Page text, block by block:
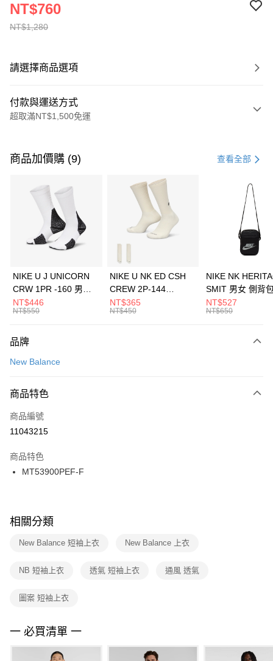
NT$1,280
NT$760
請選擇商品選項
付款與運送方式
超取滿NT$1,500免運
信用卡一次付款
3 期 0 利率 每期 21家銀行
合作金庫商業銀行
第一商業銀行
華南商業銀行
彰化商業銀行
上海商業儲蓄銀行
元大商業銀行
台灣樂天信用卡公司
Apple Pay
全盈+PAY
AFTEE先享後付
【關於「AFTEE先享後付」】
便利好安心！
３．安心：先確認商品／服務後，再付款。
【「AFTEE先享後付」結帳流程】
１．於結帳方式選擇「AFTEE先享後付」後，將跳轉至「AFTEE先享後付」
２．訂單成立數日內，您將收到繳費通知簡訊。
３．收到繳費通知簡訊後14天內，點擊此簡訊中的連結，可透過四大超商／
ATM／網路銀行／等多元方式進行付款，方視為交易完成。
※ 交易是否成功請以「AFTEE先享後付 」之結帳頁面顯示為準，若有關於
是否繳費成功／繳費後需取消欲退款等相關疑問，請聯繫「AFTEE先享後付
客戶支援中心」 https://netprotections.freshdesk.com/support/home
１．透過由恩沛科技股份有限公司提供之「AFTEE先享後付」服務完成之交
權轉讓予恩沛科技股份有限公司。
３．未成年的使用者請事先徵得法定代理人或監護人之同意方可使用
「AFTEE先享後付」，若未經同意申辦者引起之損失，本公司不負相關責
任。
運送方式
每筆NT$100，滿NT$1,500(含以上)免運費
宅配
每筆NT$100，滿NT$1,500(含以上)免運費
付款後門市自取
每筆NT$100，滿NT$1,500(含以上)免運費
商品加價購 (9) 查看全部
NIKE U J UNICORN
CRW 1PR -160 男女
中統襪 FZ3393100
NT$446
NT$550
NIKE U NK ED CSH
CREW 2P-144
EMBRDY 男女 短統襪
FZ3073133
NT$365
NT$450
NIKE NK
SMIT 男女 側背
BA5871010
NT$527
NT$650
品牌
New Balance
商品特色
商品編號
11043215
商品特色
MT53900PEF-F
相關分類
New Balance 短袖上衣 New Balance 上衣
NB 短袖上衣 透氣 短袖上衣 通風 透氣
圖案 短袖上衣
一 必買清單 一